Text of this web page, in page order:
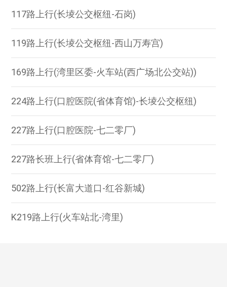
117路上行(长堎公交枢纽-石岗)
119路上行(长堎公交枢纽-西山万寿宫)
169路上行(湾里区委-火车站(西广场北公交站))
224路上行(口腔医院(省体育馆)-长堎公交枢纽)
227路上行(口腔医院-七二零厂)
227路长班上行(省体育馆-七二零厂)
502路上行(长富大道口-红谷新城)
K219路上行(火车站北-湾里)